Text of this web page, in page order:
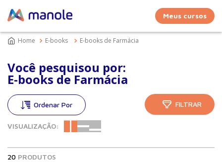
Meus cursos
E-books E-books de Farmácia
Você pesquisou por:
E-books de Farmácia
VISUALIZAÇÃO:
FILTRAR
20 PRODUTOS